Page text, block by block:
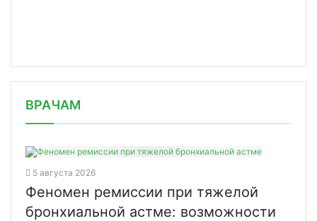
ВРАЧАМ
5 августа 2026
Феномен ремиссии при тяжелой
бронхиальной астме: возможности